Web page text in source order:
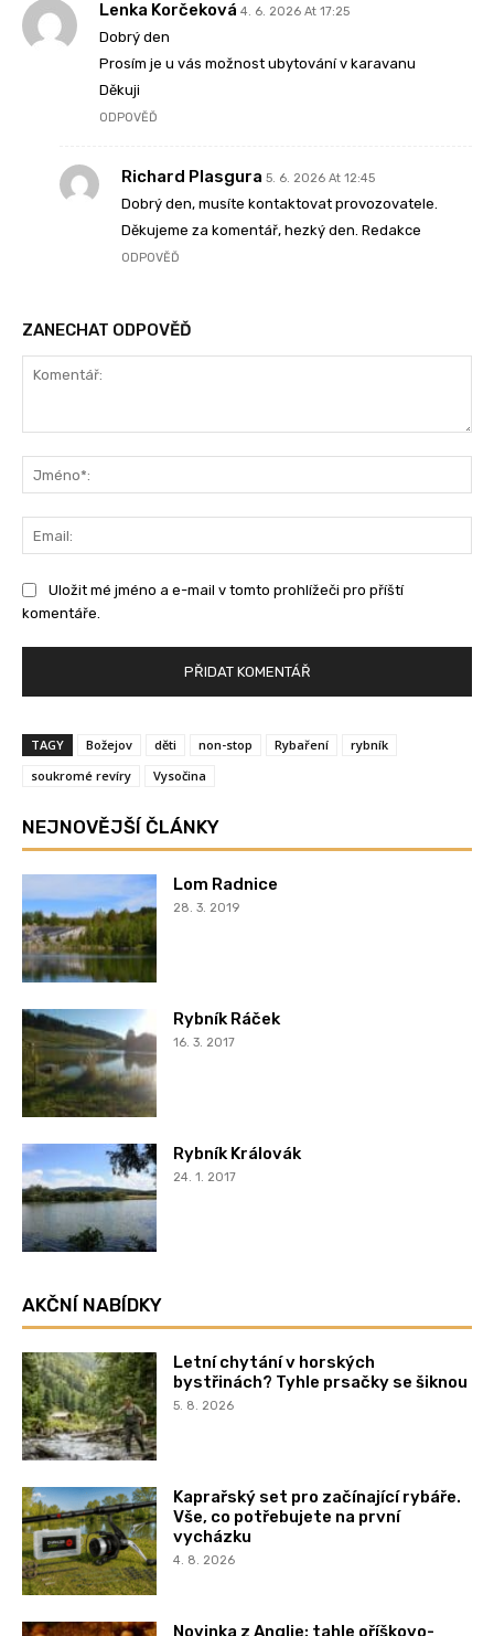
Lenka Korčeková 4. 6. 2026 At 17:25
Dobrý den
Prosím je u vás možnost ubytování v karavanu
Děkuji
ODPOVĚĎ
Richard Plasgura 5. 6. 2026 At 12:45
Dobrý den, musíte kontaktovat provozovatele.
Děkujeme za komentář, hezký den. Redakce
ODPOVĚĎ
ZANECHAT ODPOVĚĎ
Uložit mé jméno a e-mail v tomto prohlížeči pro příští
komentáře.
TAGY Božejov děti non-stop Rybaření
rybník
soukromé revíry
Vysočina
NEJNOVĚJŠÍ ČLÁNKY
Lom Radnice
28. 3. 2019
Rybník Ráček
16. 3. 2017
Rybník Královák
24. 1. 2017
AKČNÍ NABÍDKY
Letní chytání v horských
bystřinách? Tyhle prsačky se šiknou
5. 8. 2026
Kaprařský set pro začínající rybáře.
Vše, co potřebujete na první
vycházku
4. 8. 2026
Novinka z Anglie: tahle oříškovo-